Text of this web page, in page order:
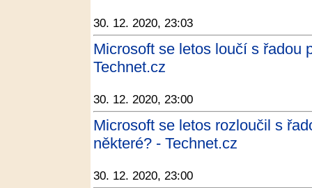
30. 12. 2020, 23:03
Microsoft se letos loučí s řadou
Technet.cz
30. 12. 2020, 23:00
Microsoft se letos rozloučil s
některé? - Technet.cz
30. 12. 2020, 23:00